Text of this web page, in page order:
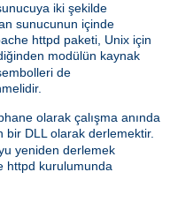
iki şekilde
sunucunun içinde
httpd paketi, Unix için
modülün kaynak
de
olarak çalışma anında
bir DLL olarak derlemektir.
yeniden derlemek
httpd kurulumunda